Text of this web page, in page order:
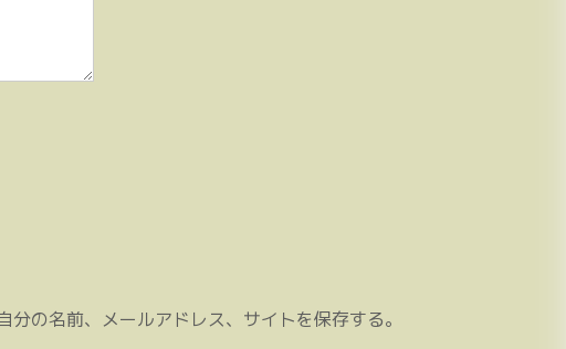
の名前、メールアドレス、サイトを保存する。